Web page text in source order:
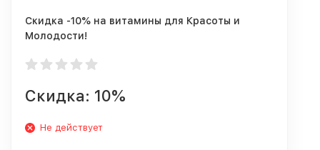
Скидка -10% на витамины для Красоты и
Молодости!
Скидка: 10%
Не действует